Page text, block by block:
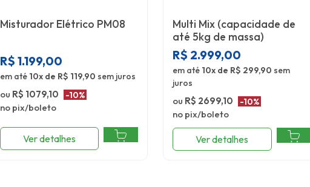
Misturador Elétrico PM08
R$ 1.199,00
em até 10x de R$ 119,90 sem juros
ou R$ 1079,10 -10%
no pix/boleto
Ver detalhes
Multi Mix (capacidade de
até 5kg de massa)
R$ 2.999,00
em até 10x de R$ 299,90 sem
juros
ou R$ 2699,10 -10%
no pix/boleto
Ver detalhes